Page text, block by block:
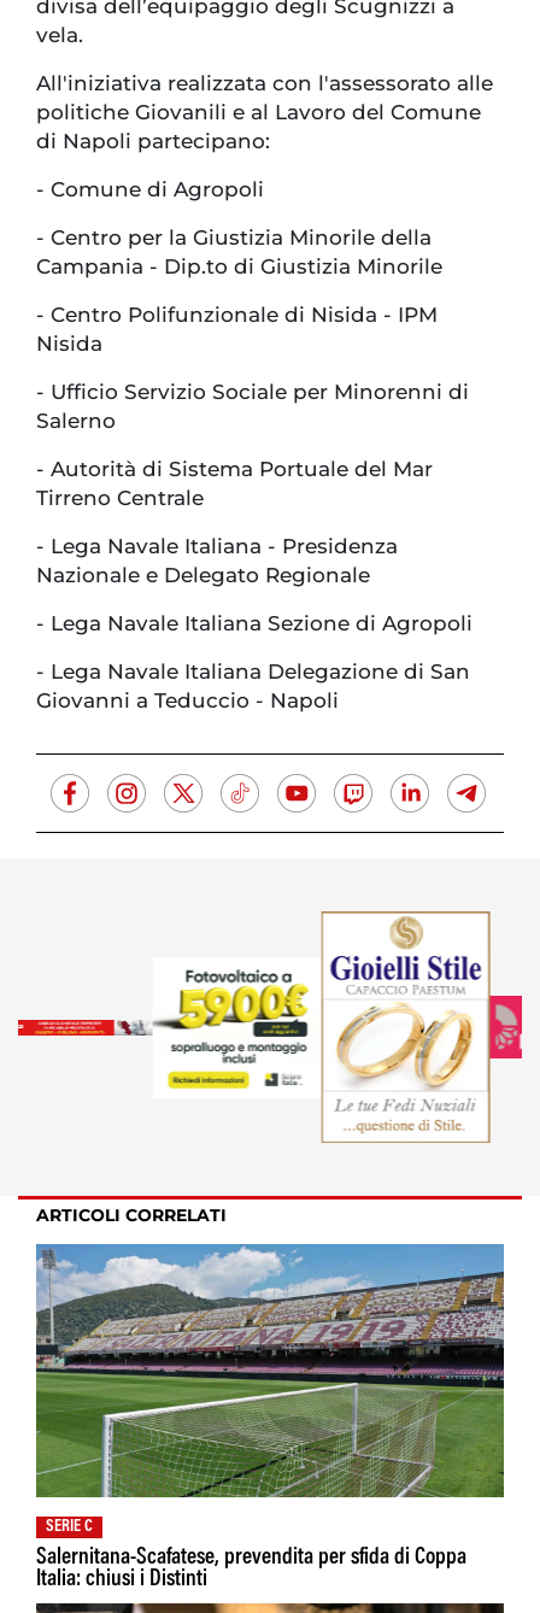
divisa dell’equipaggio degli Scugnizzi a
vela.
All'iniziativa realizzata con l'assessorato alle
politiche Giovanili e al Lavoro del Comune
di Napoli partecipano:
- Comune di Agropoli
- Centro per la Giustizia Minorile della
Campania - Dip.to di Giustizia Minorile
- Centro Polifunzionale di Nisida - IPM
Nisida
- Ufficio Servizio Sociale per Minorenni di
Salerno
- Autorità di Sistema Portuale del Mar
Tirreno Centrale
- Lega Navale Italiana - Presidenza
Nazionale e Delegato Regionale
- Lega Navale Italiana Sezione di Agropoli
- Lega Navale Italiana Delegazione di San
Giovanni a Teduccio - Napoli
ARTICOLI CORRELATI
SERIE C
Salernitana-Scafatese, prevendita per sfida di Coppa
Italia: chiusi i Distinti